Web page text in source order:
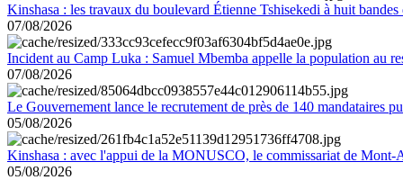
Kinshasa : les travaux du boulevard Étienne Tshisekedi à huit
07/08/2026
Incident au Camp Luka : Samuel Mbemba appelle la population au
07/08/2026
Le Gouvernement lance le recrutement de près de 140 mandataires
05/08/2026
Kinshasa : avec l'appui de la MONUSCO, le commissariat de Mont-
05/08/2026